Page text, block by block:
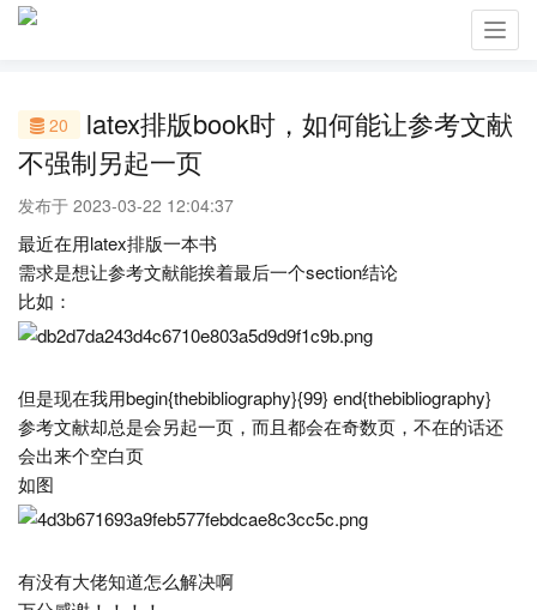
20
latex排版book时，如何能让参考文献
不强制另起一页
发布于 2023-03-22 12:04:37
最近在用latex排版一本书
需求是想让参考文献能挨着最后一个section结论
比如：
但是现在我用begin{thebibliography}{99} end{thebibliography}
参考文献却总是会另起一页，而且都会在奇数页，不在的话还
会出来个空白页
如图
有没有大佬知道怎么解决啊